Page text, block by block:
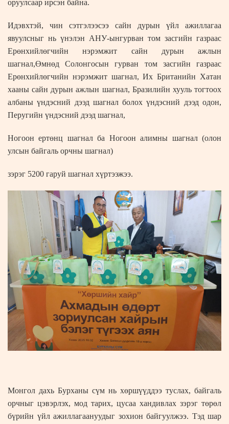
оруулсаар ирсэн байна.
Идэвхтэй, чин сэтгэлээсээ сайн дурын үйл ажиллагаа
явуулсныг нь үнэлэн АНУ-ынгурван том засгийн газраас
Ерөнхийлөгчийн нэрэмжит сайн дурын ажлын
шагнал,Өмнөд Солонгосын гурван том засгийн газраас
Ерөнхийлөгчийн нэрэмжит шагнал, Их Британийн Хатан
хааны сайн дурын ажлын шагнал, Бразилийн хууль тогтоох
албаны үндэсний дээд шагнал болох үндэсний дээд одон,
Перугийн үндэсний дээд шагнал,
Ногоон ертөнц шагнал ба Ногоон алимны шагнал (олон
улсын байгаль орчны шагнал)
зэрэг 5200 гаруй шагнал хүртээжээ.
Монгол дахь Бурханы сүм нь хөршүүддээ туслах, байгаль
орчныг цэвэрлэх, мод тарих, цусаа хандивлах зэрэг төрөл
бүрийн үйл ажиллагаануудыг зохион байгуулжээ. Тэд шар